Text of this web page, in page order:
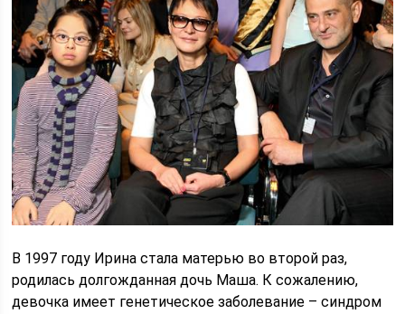
В 1997 году Ирина стала матерью во второй раз,
родилась долгожданная дочь Маша. К сожалению,
девочка имеет генетическое заболевание – синдром